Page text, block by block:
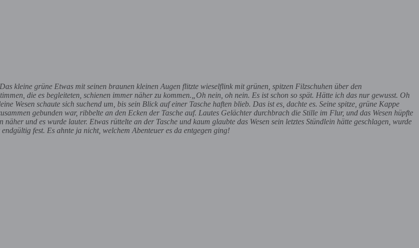
kleine grüne Etwas mit seinen braunen kleinen Augen flitzte wieselflink mit grünen, spitzen Filzschuhen über den
die es begleiteten, schienen immer näher zu kommen.„Oh nein, oh nein. Es ist schon so spät. Hätte ich das nur gewusst. Oh
Wesen schaute sich suchend um, bis sein Blick auf einer Tasche haften blieb. Das ist es, dachte es. Seine spitze, grüne Kappe
gebunden war, ribbelte an den Ecken der Tasche auf. Lautes Gelächter durchbrach die Stille im Flur, und das Wesen hüpfte
und es wurde lauter. Etwas rüttelte an der Tasche und kaum glaubte das Wesen sein letztes Stündlein hätte geschlagen, wurde
fest. Es ahnte ja nicht, welchem Abenteuer es da entgegen ging!